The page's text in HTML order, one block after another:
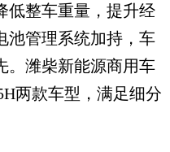
低整车重量，提升经
池管理系统加持，车
。潍柴新能源商用车
两款车型，满足细分